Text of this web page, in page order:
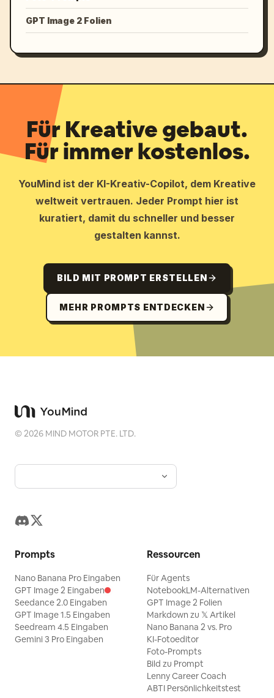
GPT Image 2 Folien
Für Kreative gebaut.
Für immer kostenlos.
YouMind ist der KI-Kreativ-Copilot, dem Kreative
weltweit vertrauen. Jeder Prompt hier ist
kuratiert, damit du schneller und besser
gestalten kannst.
BILD MIT PROMPT ERSTELLEN
MEHR PROMPTS ENTDECKEN
©2026 MIND MOTOR PTE. LTD.
Prompts
Nano Banana Pro Eingaben
GPT Image 2 Eingaben
Seedance 2.0 Eingaben
GPT Image 1.5 Eingaben
Seedream 4.5 Eingaben
Gemini 3 Pro Eingaben
Ressourcen
Für Agents
NotebookLM-Alternativen
GPT Image 2 Folien
Markdown zu 𝕏 Artikel
Nano Banana 2 vs. Pro
KI-Fotoeditor
Foto-Prompts
Bild zu Prompt
Lenny Career Coach
ABTI Persönlichkeitstest